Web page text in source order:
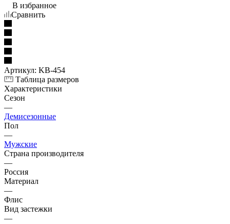
В избранное
Сравнить
Артикул: KB-454
Таблица размеров
Характеристики
Сезон
—
Демисезонные
Пол
—
Мужские
Страна производителя
—
Россия
Материал
—
Флис
Вид застежки
—